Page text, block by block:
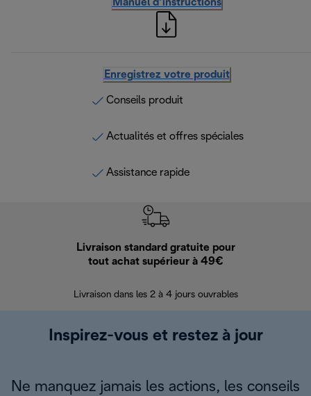
Manuel d’instructions
Enregistrez votre produit
Conseils produit
Actualités et offres spéciales
Assistance rapide
Livraison standard gratuite pour
tout achat supérieur à 49€
Livraison dans les 2 à 4 jours ouvrables
Inspirez-vous et restez à jour
Ne manquez jamais les actions, les conseils